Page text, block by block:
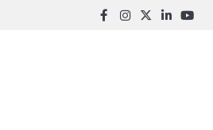
Facebook
instagram
twitter
linkedin